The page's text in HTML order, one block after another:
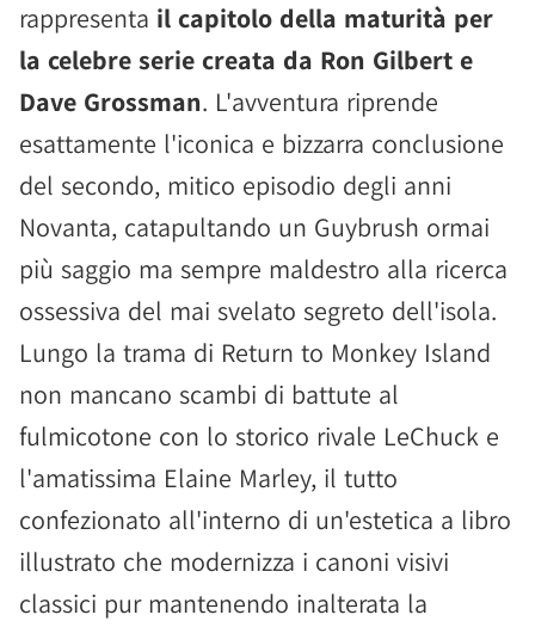
rappresenta il capitolo della maturità per
la celebre serie creata da Ron Gilbert e
Dave Grossman. L'avventura riprende
esattamente l'iconica e bizzarra conclusione
del secondo, mitico episodio degli anni
Novanta, catapultando un Guybrush ormai
più saggio ma sempre maldestro alla ricerca
ossessiva del mai svelato segreto dell'isola.
Lungo la trama di Return to Monkey Island
non mancano scambi di battute al
fulmicotone con lo storico rivale LeChuck e
l'amatissima Elaine Marley, il tutto
confezionato all'interno di un'estetica a libro
illustrato che modernizza i canoni visivi
classici pur mantenendo inalterata la